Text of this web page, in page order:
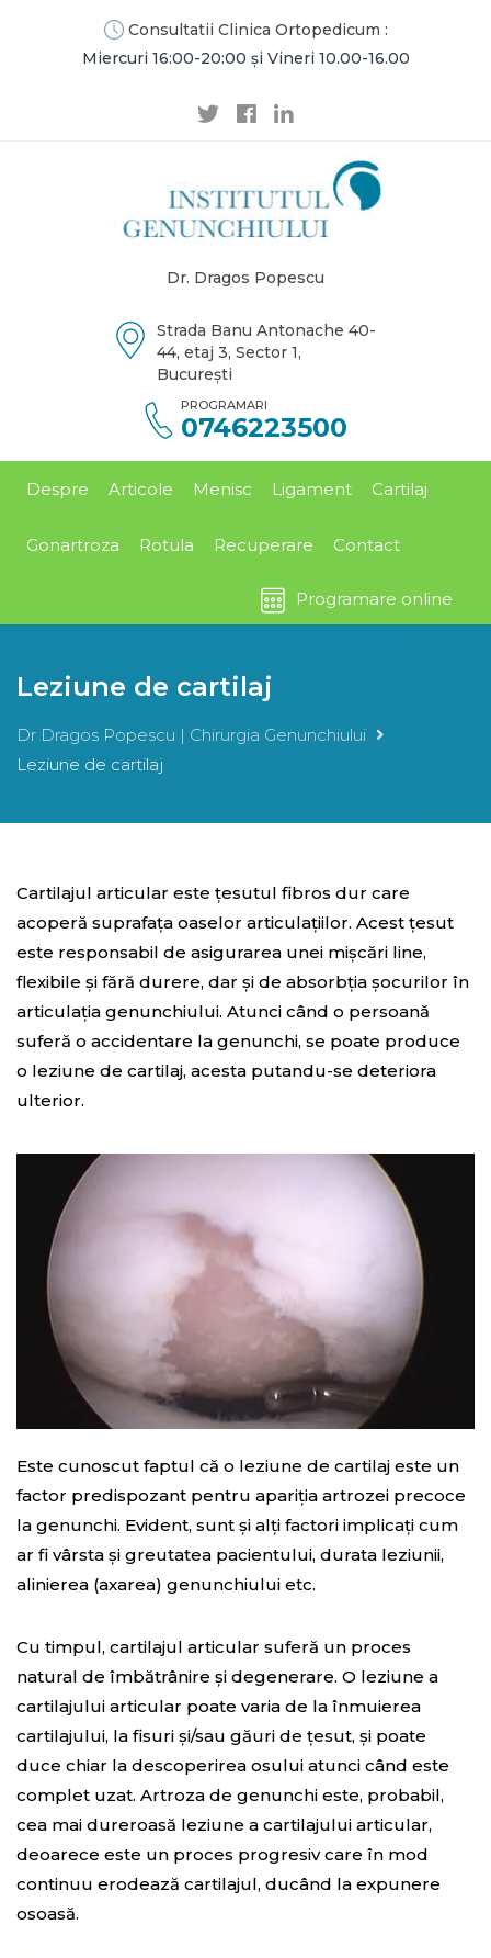
Consultatii Clinica Ortopedicum :
Miercuri 16:00-20:00 și Vineri 10.00-16.00
Dr. Dragos Popescu
Strada Banu Antonache 40-
44, etaj 3, Sector 1,
București
PROGRAMARI
0746223500
Despre Articole Menisc Ligament Cartilaj
Gonartroza Rotula Recuperare Contact
Programare online
Leziune de cartilaj
Dr Dragos Popescu | Chirurgia Genunchiului
Leziune de cartilaj
Cartilajul articular este țesutul fibros dur care
acoperă suprafața oaselor articulațiilor. Acest țesut
este responsabil de asigurarea unei mișcări line,
flexibile și fără durere, dar și de absorbția șocurilor în
articulația genunchiului. Atunci când o persoană
suferă o accidentare la genunchi, se poate produce
o leziune de cartilaj, acesta putandu-se deteriora
ulterior.
Este cunoscut faptul că o leziune de cartilaj este un
factor predispozant pentru apariția artrozei precoce
la genunchi. Evident, sunt și alți factori implicați cum
ar fi vârsta și greutatea pacientului, durata leziunii,
alinierea (axarea) genunchiului etc.
Cu timpul, cartilajul articular suferă un proces
natural de îmbătrânire și degenerare. O leziune a
cartilajului articular poate varia de la înmuierea
cartilajului, la fisuri și/sau găuri de țesut, și poate
duce chiar la descoperirea osului atunci când este
complet uzat. Artroza de genunchi este, probabil,
cea mai dureroasă leziune a cartilajului articular,
deoarece este un proces progresiv care în mod
continuu erodează cartilajul, ducând la expunere
osoasă.